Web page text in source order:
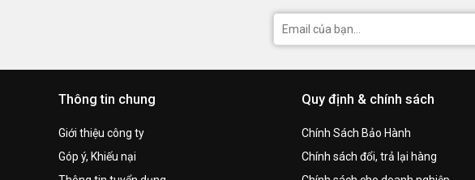
Thông tin chung
Giới thiệu công ty
Góp ý, Khiếu nại
Quy định & chính sách
Chính Sách Bảo Hành
Chính sách đổi, trả lại hàng